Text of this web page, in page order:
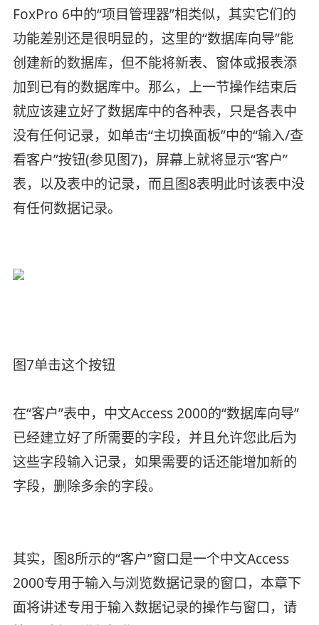
FoxPro 6中的“项目管理器”相类似，其实它们的
功能差别还是很明显的，这里的“数据库向导”能
创建新的数据库，但不能将新表、窗体或报表添
加到已有的数据库中。那么，上一节操作结束后
就应该建立好了数据库中的各种表，只是各表中
没有任何记录，如单击“主切换面板”中的“输入/查
看客户”按钮(参见图7)，屏幕上就将显示“客户”
表，以及表中的记录，而且图8表明此时该表中没
有任何数据记录。
图7单击这个按钮
在“客户”表中，中文Access 2000的“数据库向导”
已经建立好了所需要的字段，并且允许您此后为
这些字段输入记录，如果需要的话还能增加新的
字段，删除多余的字段。
其实，图8所示的“客户”窗口是一个中文Access
2000专用于输入与浏览数据记录的窗口，本章下
面将讲述专用于输入数据记录的操作与窗口，请